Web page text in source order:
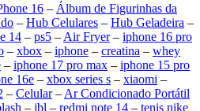
16 – Álbum de Figurinhas da
– Hub Celulares – Hub Geladeira –
14 – ps5 – Air Fryer– iphone 16 pro
– xbox – iphone – creatina – whey
– iphone 17 pro max – iphone 15 pro
16e – xbox series s – xiaomi –
– Celular– Ar Condicionado Portátil
– jbl – redmi note 14 – tenis nike